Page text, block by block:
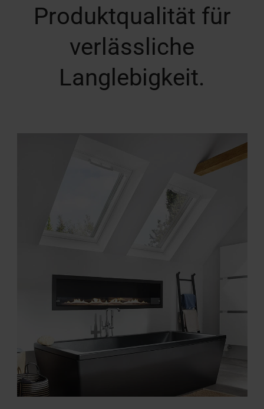
Produktqualität für
verlässliche
Langlebigkeit.